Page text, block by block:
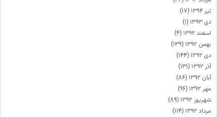
تیر ۱۳۹۴
(۱۷)
دی ۱۳۹۳
(۱)
اسفند ۱۳۹۲
(۴)
بهمن ۱۳۹۲
(۱۳۹)
دی ۱۳۹۲
(۱۴۴)
آذر ۱۳۹۲
(۱۳۱)
آبان ۱۳۹۲
(۸۶)
مهر ۱۳۹۲
(۹۶)
شهریور ۱۳۹۲
(۸۹)
مرداد ۱۳۹۲
(۱۱۴)